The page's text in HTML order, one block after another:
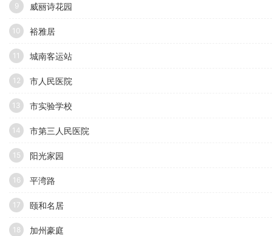
9 威丽诗花园
10 裕雅居
11 城南客运站
12 市人民医院
13 市实验学校
14 市第三人民医院
15 阳光家园
16 平湾路
17 颐和名居
18 加州豪庭